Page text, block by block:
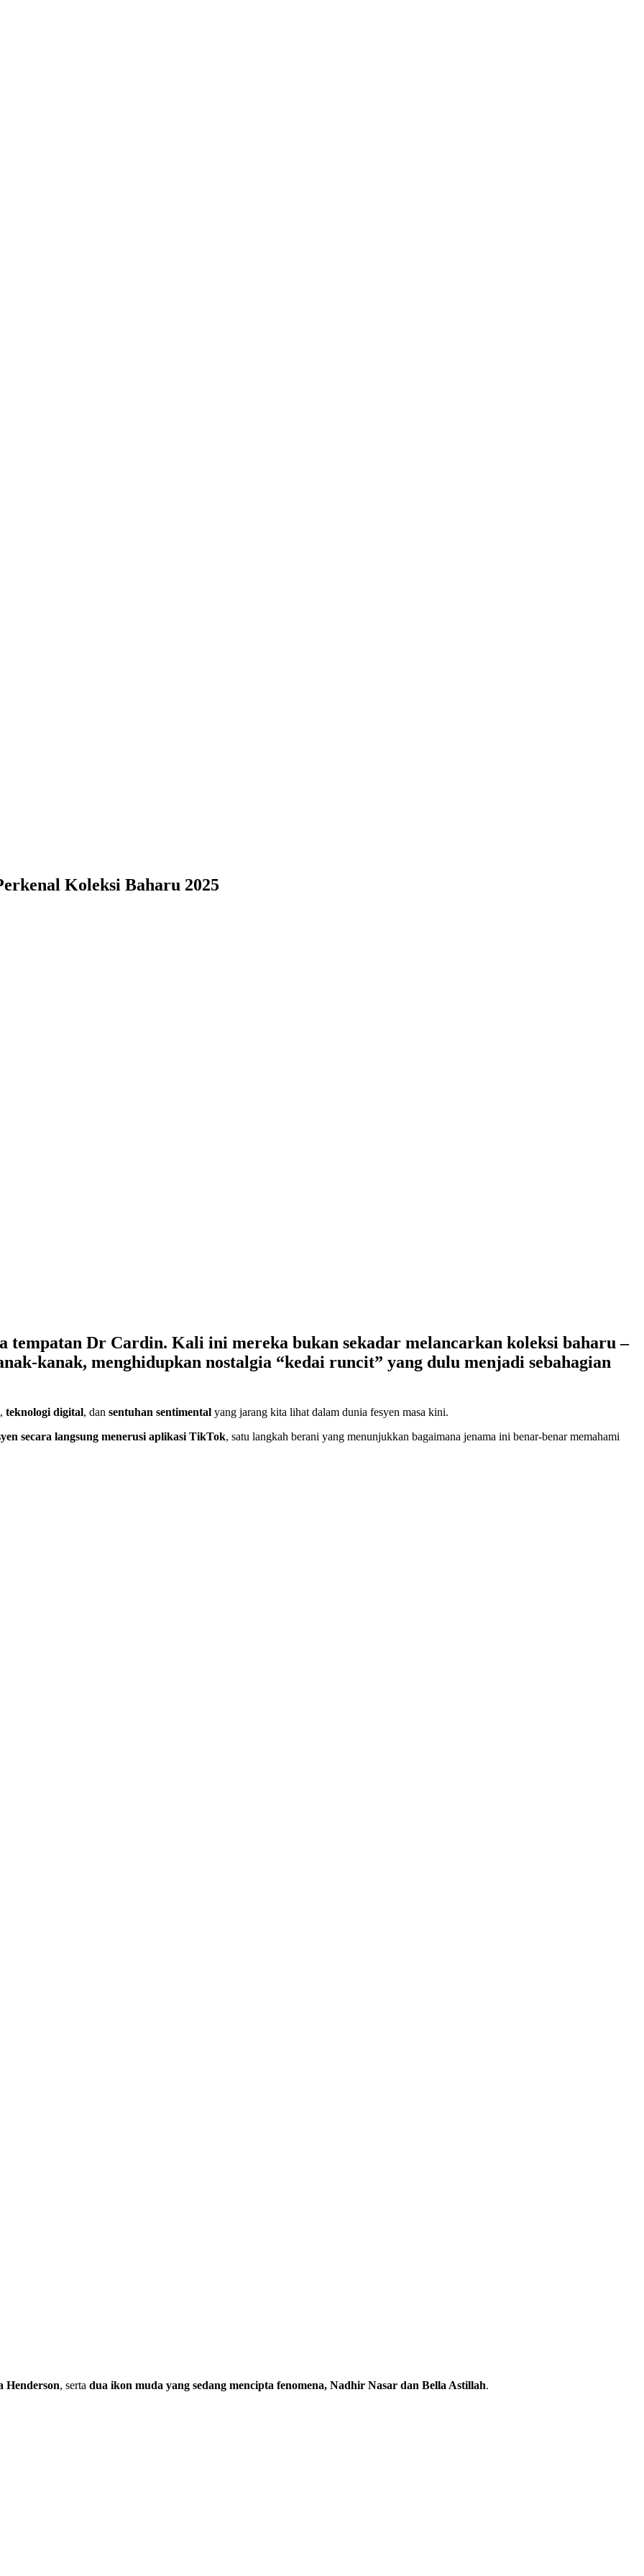
Koleksi Baharu 2025
tempatan Dr Cardin. Kali ini mereka bukan sekadar melancarkan koleksi baharu –
kanak, menghidupkan nostalgia “kedai runcit” yang dulu menjadi sebahagian
, teknologi digital, dan sentuhan sentimental yang jarang kita lihat dalam dunia fesyen masa kini.
secara langsung menerusi aplikasi TikTok, satu langkah berani yang menunjukkan bagaimana jenama ini benar-benar memahami
Henderson, serta dua ikon muda yang sedang mencipta fenomena, Nadhir Nasar dan Bella Astillah.